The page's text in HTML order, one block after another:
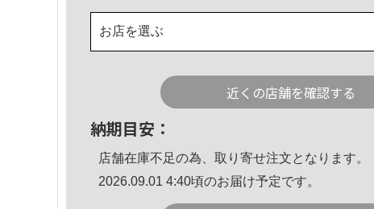
お店を選ぶ
近くの店舗を確認する
納期目安：
店舗在庫不足の為、取り寄せ注文となります。
2026.09.01 4:40頃のお届け予定です。